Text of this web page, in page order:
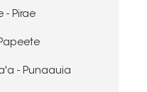
- Pirae
- Punaauia